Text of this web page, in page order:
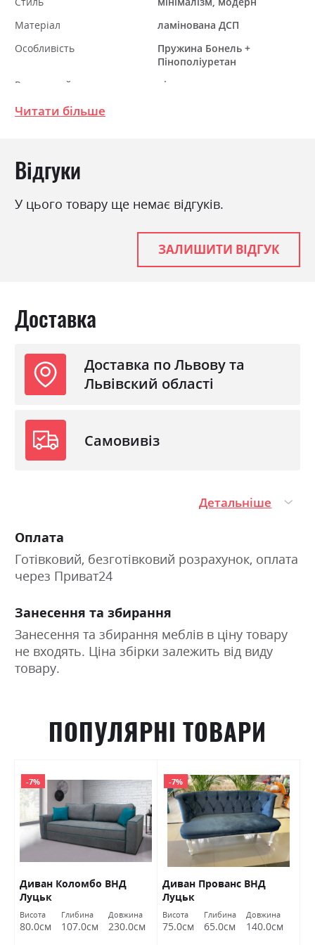
Матеріал
ламінована ДСП
Особливість
Пружина Бонель +
Пінополіуретан
Розкладний
ні
Ніша для білизни
Читати більше
Відгуки
У цього товару ще немає відгуків.
ЗАЛИШИТИ ВІДГУК
Доставка
Доставка по Львову та
Львівский області
Самовивіз
Детальніше
Оплата
Готівковий, безготівковий розрахунок, оплата
через Приват24
Занесення та збирання
Занесення та збирання меблів в ціну товару
не входять. Ціна збірки залежить від виду
товару.
ПОПУЛЯРНІ ТОВАРИ
-7%
Диван Коломбо ВНД
Луцьк
Висота
80.0см
Глибина
107.0см
Довжина
230.0см
-7%
Диван Прованс ВНД
Луцьк
Висота
75.0см
Глибина
65.0см
Довжина
140.0см